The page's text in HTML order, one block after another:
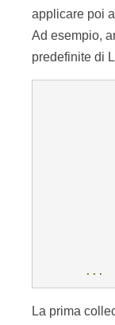
applicare poi
Ad esempio,
predefinite di
...
La prima